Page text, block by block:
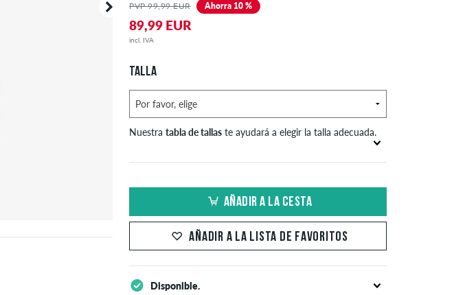
PVP 99,99 EUR Ahorra 10 %
89,99 EUR
incl. IVA
TALLA
Nuestratabla de tallas te ayudará a elegir la talla adecuada.
US
cm
XXS 24 61
AÑADIR A LA CESTA
AÑADIR A LA LISTA DE FAVORITOS
Disponible.